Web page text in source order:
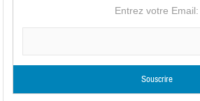
Entrez votre Email: